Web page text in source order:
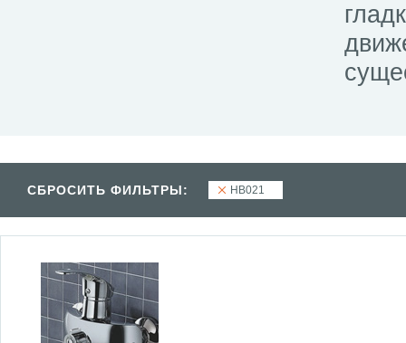
СБРОСИТЬ ФИЛЬТРЫ: HB021